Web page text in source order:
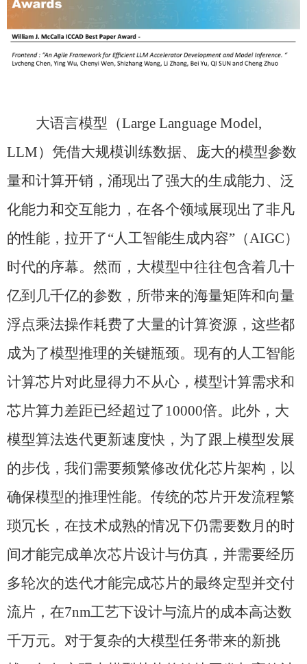
大语言模型（Large Language Model,
LLM）凭借大规模训练数据、庞大的模型参数
量和计算开销，涌现出了强大的生成能力、泛
化能力和交互能力，在各个领域展现出了非凡
的性能，拉开了“人工智能生成内容”（AIGC）
时代的序幕。然而，大模型中往往包含着几十
亿到几千亿的参数，所带来的海量矩阵和向量
浮点乘法操作耗费了大量的计算资源，这些都
成为了模型推理的关键瓶颈。现有的人工智能
计算芯片对此显得力不从心，模型计算需求和
芯片算力差距已经超过了 10000倍。此外，大
模型算法迭代更新速度快，为了跟上模型发展
的步伐，我们需要频繁修改优化芯片架构，以
确保模型的推理性能。传统的芯片开发流程繁
琐冗长，在技术成熟的情况下仍需要数月的时
间才能完成单次芯片设计与仿真，并需要经历
多轮次的迭代才能完成芯片的最终定型并交付
流片，在7nm工艺下设计与流片的成本高达数
千万元。对于复杂的大模型任务带来的新挑